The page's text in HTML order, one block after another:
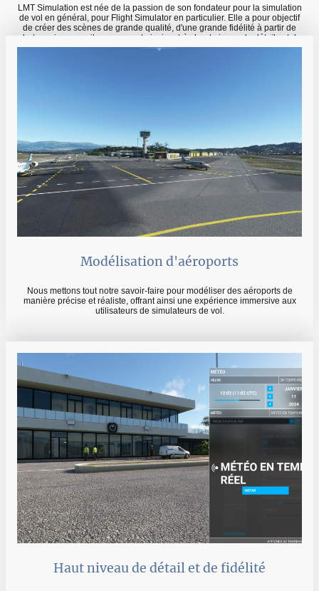
LMT Simulation est née de la passion de son fondateur pour la simulation
de vol en général, pour Flight Simulator en particulier. Elle a pour objectif
de créer des scènes de grande qualité, d'une grande fidélité à partir de
photos prises sur site, proposant ainsi un très haut niveau de détails et de
réalisme.
Modélisation d'aéroports
Nous mettons tout notre savoir-faire pour modéliser des aéroports de
manière précise et réaliste, offrant ainsi une expérience immersive aux
utilisateurs de simulateurs de vol.
Haut niveau de détail et de fidélité